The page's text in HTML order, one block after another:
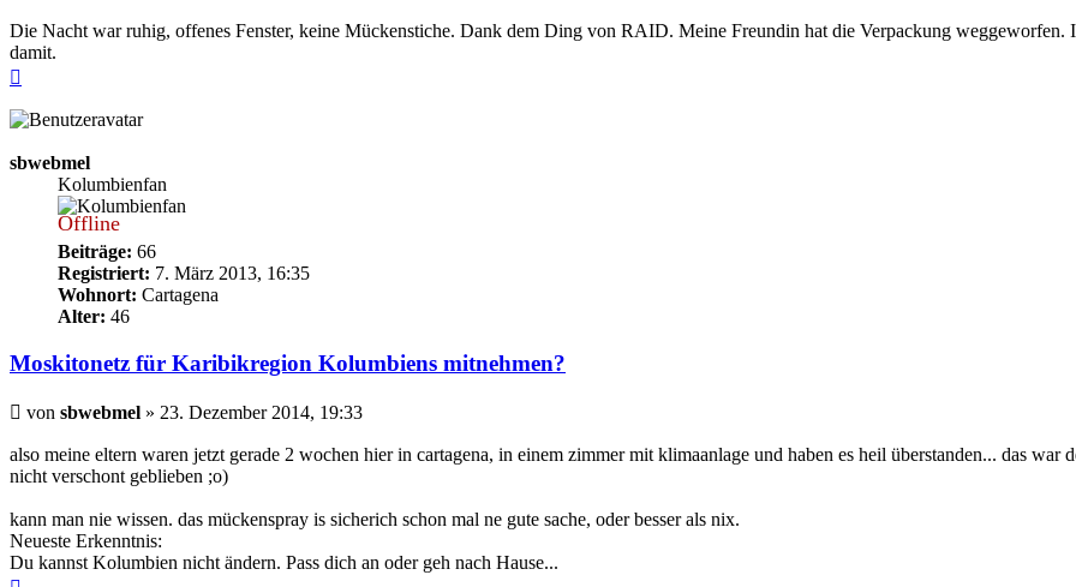
Die Nacht war ruhig, offenes Fenster, keine Mückenstiche. Dank dem Ding von RAID. Meine Freundin hat die Verpackung weggeworfen.
damit.
sbwebmel
Kolumbienfan
Offline
Beiträge: 66
Registriert: 7. März 2013, 16:35
Wohnort: Cartagena
Alter: 46
Moskitonetz für Karibikregion Kolumbiens mitnehmen?
Beitrag
von sbwebmel » 23. Dezember 2014, 19:33
also meine eltern waren jetzt gerade 2 wochen hier in cartagena, in einem zimmer mit klimaanlage und haben es heil überstanden... das
nicht verschont geblieben ;o)
kann man nie wissen. das mückenspray is sicherich schon mal ne gute sache, oder besser als nix.
Neueste Erkenntnis:
Du kannst Kolumbien nicht ändern. Pass dich an oder geh nach Hause...